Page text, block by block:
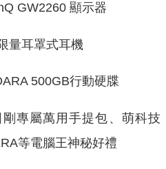
GW2260 顯示器
量耳罩式耳機
500GB行動硬牒
專屬萬用手提包、萌科技
等電腦王神秘好禮